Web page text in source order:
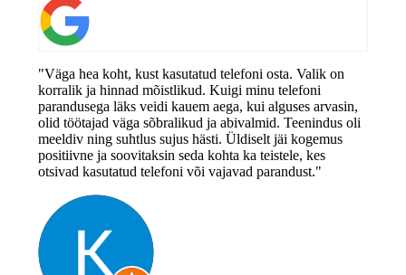
"Väga hea koht, kust kasutatud telefoni osta. Valik on
korralik ja hinnad mõistlikud. Kuigi minu telefoni
parandusega läks veidi kauem aega, kui alguses arvasin,
olid töötajad väga sõbralikud ja abivalmid. Teenindus oli
meeldiv ning suhtlus sujus hästi. Üldiselt jäi kogemus
positiivne ja soovitaksin seda kohta ka teistele, kes
otsivad kasutatud telefoni või vajavad parandust."